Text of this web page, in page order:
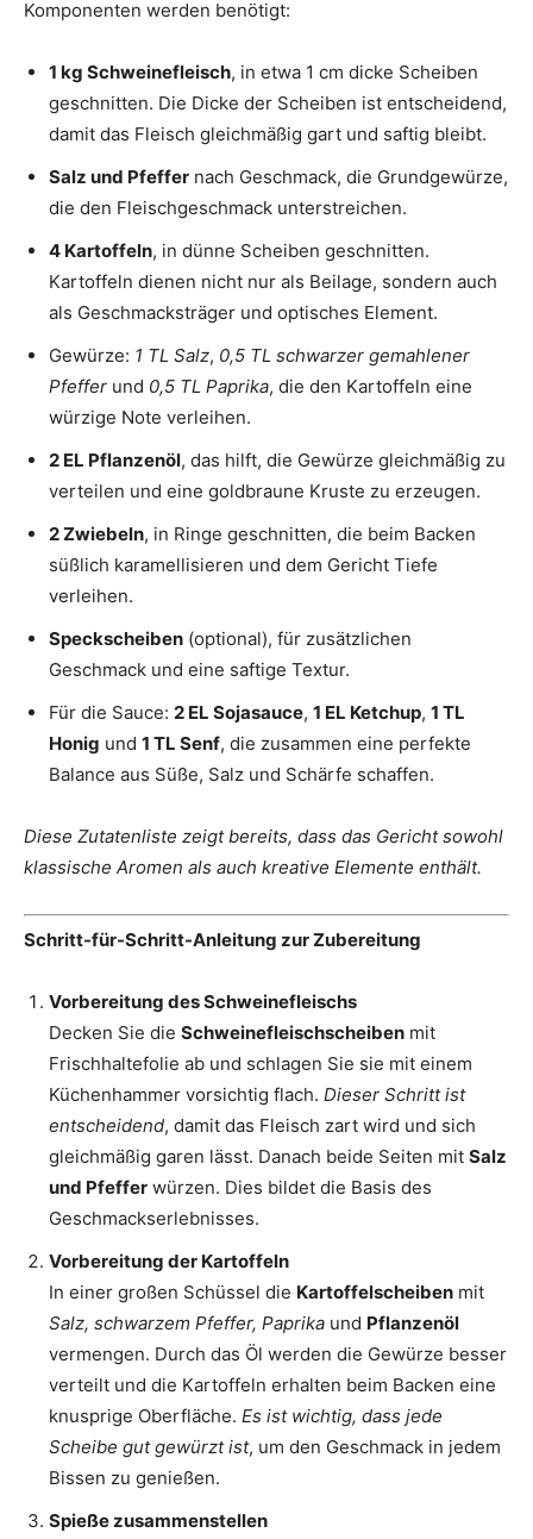
Komponenten werden benötigt:
1 kg Schweinefleisch, in etwa 1 cm dicke Scheiben
geschnitten. Die Dicke der Scheiben ist entscheidend,
damit das Fleisch gleichmäßig gart und saftig bleibt.
Salz und Pfeffer nach Geschmack, die Grundgewürze,
die den Fleischgeschmack unterstreichen.
4 Kartoffeln, in dünne Scheiben geschnitten.
Kartoffeln dienen nicht nur als Beilage, sondern auch
als Geschmacksträger und optisches Element.
Gewürze: 1 TL Salz, 0,5 TL schwarzer gemahlener
Pfeffer und 0,5 TL Paprika, die den Kartoffeln eine
würzige Note verleihen.
2 EL Pflanzenöl, das hilft, die Gewürze gleichmäßig zu
verteilen und eine goldbraune Kruste zu erzeugen.
2 Zwiebeln, in Ringe geschnitten, die beim Backen
süßlich karamellisieren und dem Gericht Tiefe
verleihen.
Speckscheiben (optional), für zusätzlichen
Geschmack und eine saftige Textur.
Für die Sauce: 2 EL Sojasauce, 1 EL Ketchup, 1 TL
Honig und 1 TL Senf, die zusammen eine perfekte
Balance aus Süße, Salz und Schärfe schaffen.
Diese Zutatenliste zeigt bereits, dass das Gericht sowohl
klassische Aromen als auch kreative Elemente enthält.
Schritt-für-Schritt-Anleitung zur Zubereitung
Vorbereitung des Schweinefleischs
Decken Sie die Schweinefleischscheiben mit
Frischhaltefolie ab und schlagen Sie sie mit einem
Küchenhammer vorsichtig flach. Dieser Schritt ist
entscheidend, damit das Fleisch zart wird und sich
gleichmäßig garen lässt. Danach beide Seiten mit Salz
und Pfeffer würzen. Dies bildet die Basis des
Geschmackserlebnisses.
Vorbereitung der Kartoffeln
In einer großen Schüssel die Kartoffelscheiben mit
Salz, schwarzem Pfeffer, Paprika und Pflanzenöl
vermengen. Durch das Öl werden die Gewürze besser
verteilt und die Kartoffeln erhalten beim Backen eine
knusprige Oberfläche. Es ist wichtig, dass jede
Scheibe gut gewürzt ist, um den Geschmack in jedem
Bissen zu genießen.
Spieße zusammenstellen